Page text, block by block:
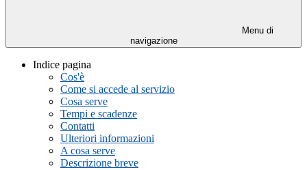
Menu di
navigazione
Indice pagina
Cos'è
Come si accede al servizio
Cosa serve
Tempi e scadenze
Contatti
Ulteriori informazioni
A cosa serve
Descrizione breve